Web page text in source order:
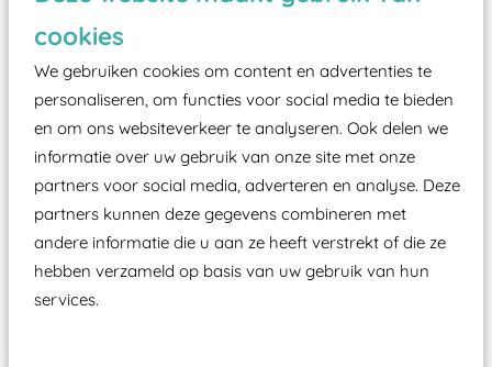
cookies
We gebruiken cookies om content en advertenties te
personaliseren, om functies voor social media te bieden
en om ons websiteverkeer te analyseren. Ook delen we
informatie over uw gebruik van onze site met onze
partners voor social media, adverteren en analyse. Deze
partners kunnen deze gegevens combineren met
andere informatie die u aan ze heeft verstrekt of die ze
hebben verzameld op basis van uw gebruik van hun
services.
Elk speeltoestel in de openbare ruimte voorzien
moet zijn van een typekeuring, -plaatje en
certificering, uitgegeven door een Nederlands
aangewezen keuringsinstantie?
Wij ook speeltoestellen kunnen laten keuren zodat
ze toch binnen het Warenwetbesluit Attractie- en
Speeltoestellen vallen?
Past er goed bij